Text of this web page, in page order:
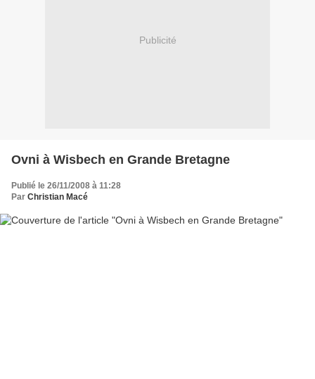
Publicité
Ovni à Wisbech en Grande Bretagne
Publié le 26/11/2008 à 11:28
Par Christian Macé